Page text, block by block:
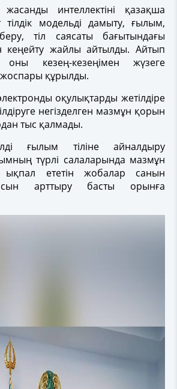
интеллектіні қазақша
тілдік модельді дамыту, ғылым,
тіл саясаты бағытындағы
кеңейту жайлы айтылды. Айтып
кезең-кезеңімен жүзеге
құрылды.
оқулықтарды жетілдіре
негізделген мазмұн қорын
тыс қалмады.
ғылым тіліне айналдыру
түрлі салаларында мазмұн
ықпал ететін жобалар санын
арттыру басты орынға